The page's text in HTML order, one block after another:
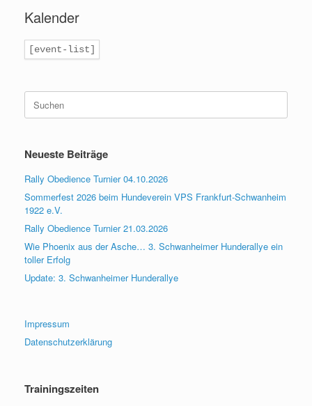
Kalender
[event-list]
Suchen
nach:
Neueste Beiträge
Rally Obedience Turnier 04.10.2026
Sommerfest 2026 beim Hundeverein VPS Frankfurt-Schwanheim
1922 e.V.
Rally Obedience Turnier 21.03.2026
Wie Phoenix aus der Asche… 3. Schwanheimer Hunderallye ein
toller Erfolg
Update: 3. Schwanheimer Hunderallye
Impressum
Datenschutzerklärung
Trainingszeiten